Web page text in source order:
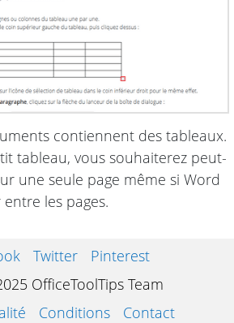
contiennent des tableaux.
tableau, vous souhaiterez peut-
une seule page même si Word
les pages.
Twitter
Pinterest
OfficeToolTips Team
Conditions Contact